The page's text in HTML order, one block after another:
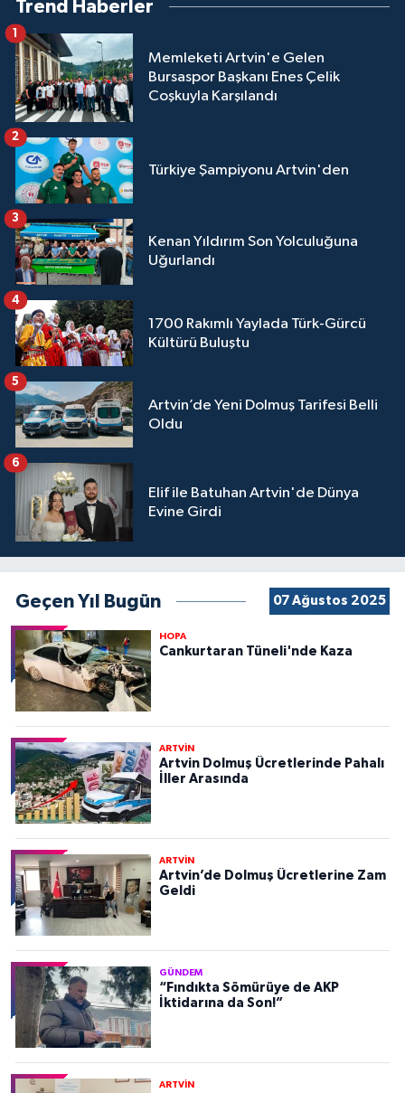
Trend Haberler
Memleketi Artvin'e Gelen
Bursaspor Başkanı Enes Çelik
Coşkuyla Karşılandı
1
Türkiye Şampiyonu Artvin'den
2
Kenan Yıldırım Son Yolculuğuna
Uğurlandı
3
1700 Rakımlı Yaylada Türk-Gürcü
Kültürü Buluştu
4
Artvin’de Yeni Dolmuş Tarifesi Belli
Oldu
5
Elif ile Batuhan Artvin'de Dünya
Evine Girdi
6
Geçen Yıl Bugün 07 Ağustos 2025
HOPA
Cankurtaran Tüneli'nde Kaza
ARTVİN
Artvin Dolmuş Ücretlerinde Pahalı
İller Arasında
ARTVİN
Artvin’de Dolmuş Ücretlerine Zam
Geldi
GÜNDEM
“Fındıkta Sömürüye de AKP
İktidarına da Son!”
ARTVİN